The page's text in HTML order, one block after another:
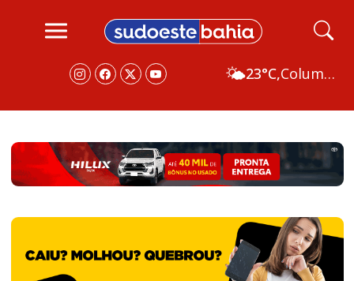
🌤️23°C, Columbus